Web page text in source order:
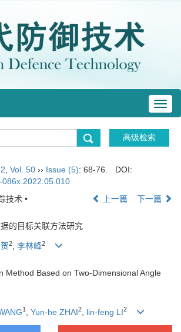
Vol. 50 ›› Issue (5): 68-76.
DOI:
技术 •
上一篇 下一篇
的目标关联方法研究
2, 李林峰2
Method Based on Two-Dimensional Angle
1 Yun-he ZHAI2 lin-feng LI2